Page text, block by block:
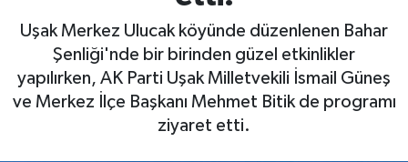
Uşak Merkez Ulucak köyünde düzenlenen Bahar
Şenliği'nde bir birinden güzel etkinlikler
yapılırken, AK Parti Uşak Milletvekili İsmail Güneş
ve Merkez İlçe Başkanı Mehmet Bitik de programı
ziyaret etti.